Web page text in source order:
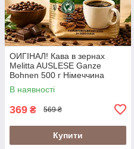
ОИГІНАЛ! Кава в зернах
Melitta AUSLESE Ganze
Bohnen 500 г Німеччина
В наявності
369 ₴ 569 ₴
Купити